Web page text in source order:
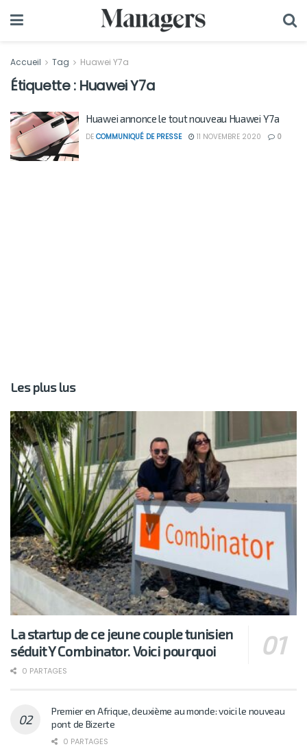
Accueil Tag Huawei Y7a
Étiquette : Huawei Y7a
Huawei annonce le tout nouveau Huawei Y7a
DE COMMUNIQUÉ DE PRESSE 11 NOVEMBRE 2020 0
Les plus lus
La startup de ce jeune couple tunisien
séduit Y Combinator. Voici pourquoi
0 PARTAGES
Premier en Afrique, deuxième au monde: voici le nouveau
pont de Bizerte
0 PARTAGES